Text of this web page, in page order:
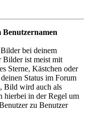
Benutzernamen
bei deinem
Bilder ist meist mit
Sterne, Kästchen oder
Status im Forum
Bild wird auch als
hierbei in der Regel um
zu Benutzer